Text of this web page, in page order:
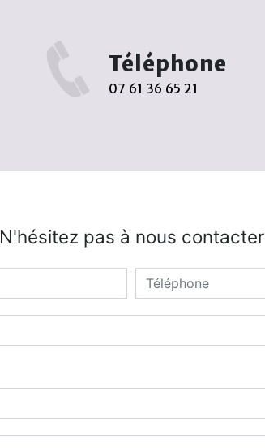
Téléphone
07 61 36 65 21
N'hésitez pas à nous contacter